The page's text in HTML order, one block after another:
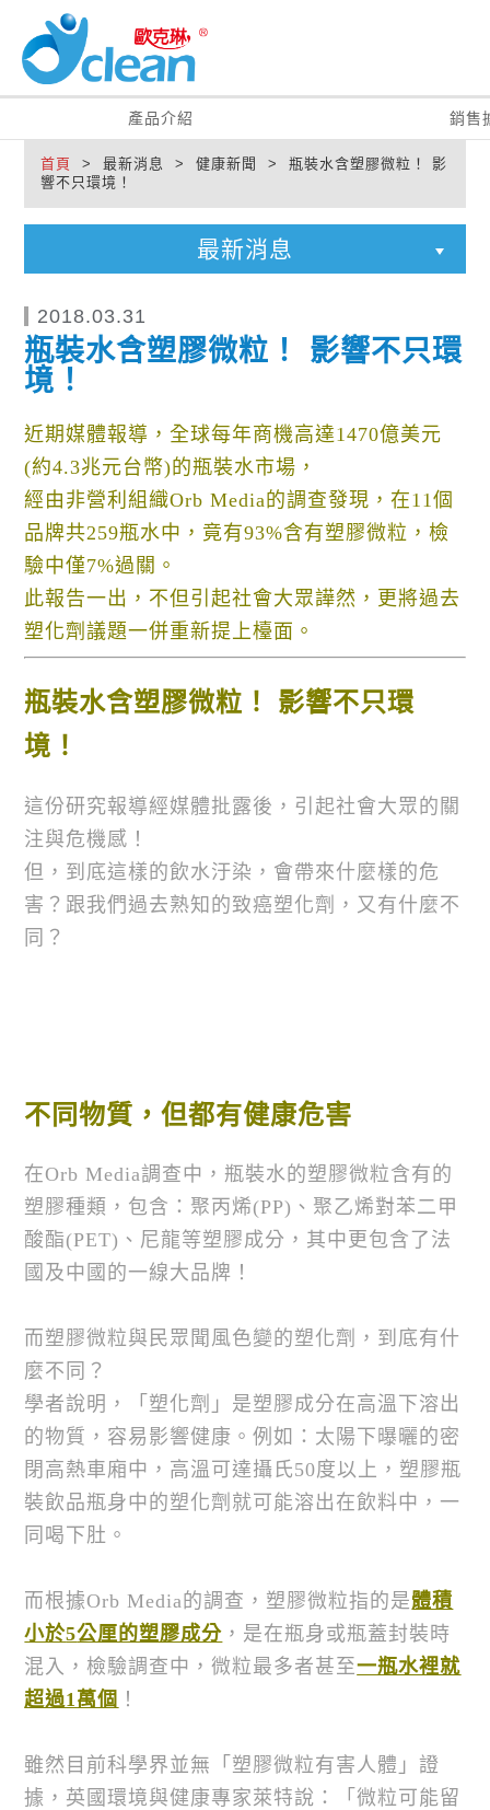
產品介紹 銷售
首頁
> 最新消息 > 健康新聞 > 瓶裝水含塑膠微粒！ 影
響不只環境！
最新消息
2018.03.31
瓶裝水含塑膠微粒！ 影響不只環
境！
近期媒體報導，全球每年商機高達1470億美元
(約4.3兆元台幣)的瓶裝水市場，
經由非營利組織Orb Media的調查發現，在11個
品牌共259瓶水中，竟有93%含有塑膠微粒，檢
驗中僅7%過關。
此報告一出，不但引起社會大眾譁然，更將過去
塑化劑議題一併重新提上檯面。
瓶裝水含塑膠微粒！ 影響不只環
境！
這份研究報導經媒體批露後，引起社會大眾的關
注與危機感！
但，到底這樣的飲水汙染，會帶來什麼樣的危
害？跟我們過去熟知的致癌塑化劑，又有什麼不
同？
不同物質，但都有健康危害
在Orb Media調查中，瓶裝水的塑膠微粒含有的
塑膠種類，包含：聚丙烯(PP)、聚乙烯對苯二甲
酸酯(PET)、尼龍等塑膠成分，其中更包含了法
國及中國的一線大品牌！
而塑膠微粒與民眾聞風色變的塑化劑，到底有什
麼不同？
學者說明，「塑化劑」是塑膠成分在高溫下溶出
的物質，容易影響健康。例如：太陽下曝曬的密
閉高熱車廂中，高溫可達攝氏50度以上，塑膠瓶
裝飲品瓶身中的塑化劑就可能溶出在飲料中，一
同喝下肚。
而根據Orb Media的調查，塑膠微粒指的是體積
小於5公厘的塑膠成分 ，是在瓶身或瓶蓋封裝時
混入，檢驗調查中，微粒最多者甚至一瓶水裡就
超過1 萬個 ！
雖然目前科學界並無「塑膠微粒有害人體」證
據，英國環境與健康專家萊特說：「微粒可能留